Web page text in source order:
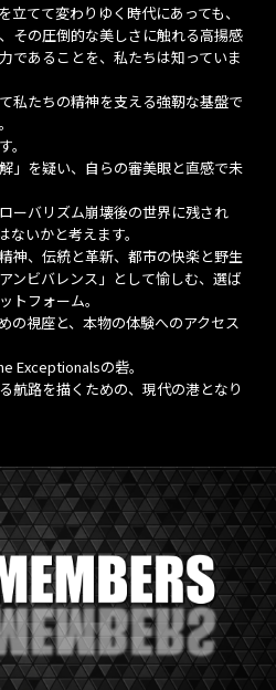
てて変わりゆく時代にあっても、
その圧倒的な美しさに触れる高揚感
であることを、私たちは知っていま
私たちの精神を支える強靭な基盤で
」を疑い、自らの審美眼と直感で未
ーバリズム崩壊後の世界に残され
いかと考えます。
神、伝統と革新、都市の快楽と野生
ンビバレンス」として愉しむ、選ば
トフォーム。
の視座と、本物の体験へのアクセス
Exceptionalsの砦。
航路を描くための、現代の港となり